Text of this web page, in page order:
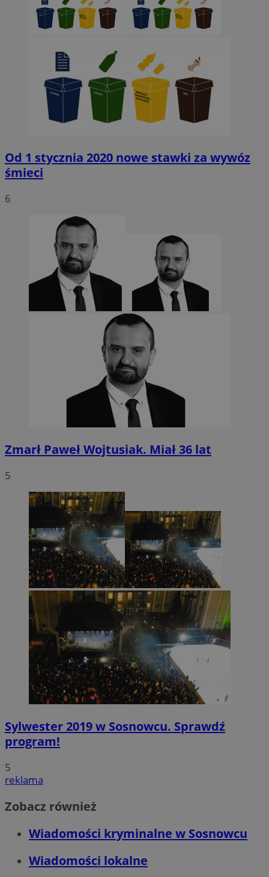
Od 1 stycznia 2020 nowe stawki za wywóz
śmieci
6
Zmarł Paweł Wojtusiak. Miał 36 lat
5
Sylwester 2019 w Sosnowcu. Sprawdź
program!
5
reklama
Zobacz również
Wiadomości kryminalne w Sosnowcu
Wiadomości lokalne